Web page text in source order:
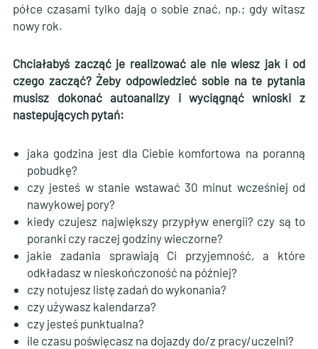
półce czasami tylko dają o sobie znać, np.; gdy witasz
nowy rok.
Chciałabyś zacząć je realizować ale nie wiesz jak i od
czego zacząć? Żeby odpowiedzieć sobie na te pytania
musisz dokonać autoanalizy i wyciągnąć wnioski z
nastepujących pytań:
jaka godzina jest dla Ciebie komfortowa na poranną
pobudkę?
czy jesteś w stanie wstawać 30 minut wcześniej od
nawykowej pory?
kiedy czujesz największy przypływ energii? czy są to
poranki czy raczej godziny wieczorne?
jakie zadania sprawiają Ci przyjemność, a które
odkładasz w nieskończoność na później?
czy notujesz listę zadań do wykonania?
czy używasz kalendarza?
czy jesteś punktualna?
ile czasu poświęcasz na dojazdy do/z pracy/uczelni?